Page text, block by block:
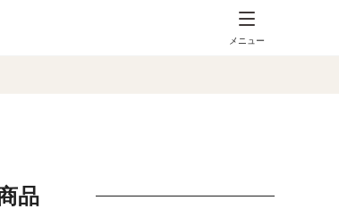
メニュー
品